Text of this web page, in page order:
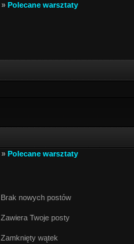
» Polecane warsztaty
» Polecane warsztaty
Brak nowych postów
Zawiera Twoje posty
Zamknięty wątek